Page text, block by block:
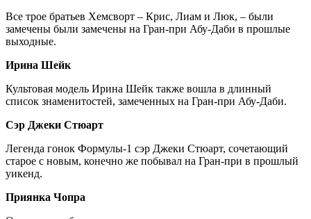
Все трое братьев Хемсворт – Крис, Лиам и Люк, – были
замечены были замечены на Гран-при Абу-Даби в прошлые
выходные.
Ирина Шейк
Культовая модель Ирина Шейк также вошла в длинный
список знаменитостей, замеченных на Гран-при Абу-Даби.
Сэр Джеки Стюарт
Легенда гонок Формулы-1 сэр Джеки Стюарт, сочетающий
старое с новым, конечно же побывал на Гран-при в прошлый
уикенд.
Приянка Чопра